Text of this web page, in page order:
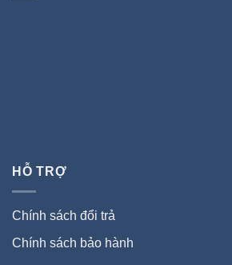
HỖ TRỢ
Chính sách đổi trả
Chính sách bảo hành